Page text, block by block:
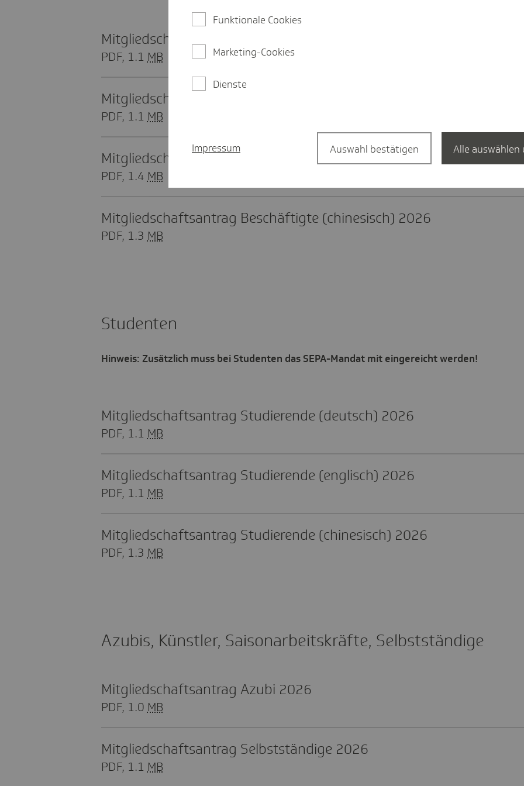
Mitglied­schafts­an­trag Beschäf­tigte (deut­sch) 2026
PDF, 1.1 MB
Mitglied­schafts­an­trag Beschäf­tigte (eng­li­sch) 2026
PDF, 1.1 MB
Mitglied­schafts­an­trag Beschäf­tigte (pol­ni­sch) 2026
PDF, 1.4 MB
Mitglied­schafts­an­trag Beschäf­tigte (chi­ne­si­sch) 2026
PDF, 1.3 MB
Studenten
Hinweis: Zusätzlich muss bei Studenten das SEPA-Mandat mit eingereicht werden!
Mitglied­schafts­an­trag Studie­rende (deut­sch) 2026
PDF, 1.1 MB
Mitglied­schafts­an­trag Studie­rende (eng­li­sch) 2026
PDF, 1.1 MB
Mitglied­schafts­an­trag Studie­rende (chi­ne­si­sch) 2026
PDF, 1.3 MB
Azubis, Künst­ler, Saison­ar­beits­kräfte, Selbst­stän­dige
Mitglied­schafts­an­trag Azubi 2026
PDF, 1.0 MB
Mitglied­schafts­an­trag Selbst­stän­dige 2026
PDF, 1.1 MB
Funktionale Cookies
Marketing-Cookies
Dienste
Impressum Auswahl bestätigen Alle auswählen